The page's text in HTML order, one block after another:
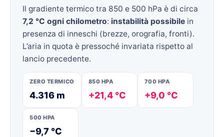
Il gradiente termico tra 850 e 500 hPa è di circa
7,2 °C ogni chilometro: instabilità possibile in
presenza di inneschi (brezze, orografia, fronti).
L’aria in quota è pressoché invariata rispetto al
lancio precedente.
ZERO TERMICO
4.316 m
850 HPA
+21,4 °C
700 HPA
+9,0 °C
500 HPA
−9,7 °C